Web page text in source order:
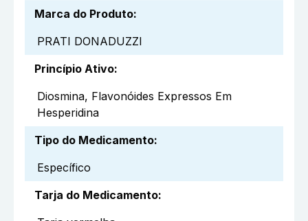
Marca do Produto:
PRATI DONADUZZI
Princípio Ativo:
Diosmina, Flavonóides Expressos Em
Hesperidina
Tipo do Medicamento:
Específico
Tarja do Medicamento: